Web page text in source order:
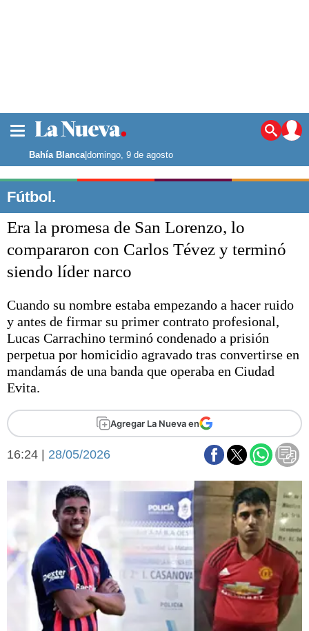
Noticias
La ciudad
Punta Alta
El mundo
Seguridad
Liga del Sur
Básquetbol
Fútbol
Federal A
Arte y cultura
Aplausos
Economía y campo
Economía y finanzas
Con el campo
Espacio empresas
libre
Turismo
Salud
Es viral
El tiempo
Fúnebres
Clasificados
Horóscopo
Bahía Blanca|domingo, 9 de agosto
Fútbol.
Era la promesa de San Lorenzo, lo
compararon con Carlos Tévez y terminó
siendo líder narco
Cuando su nombre estaba empezando a hacer ruido
y antes de firmar su primer contrato profesional,
Lucas Carrachino terminó condenado a prisión
perpetua por homicidio agravado tras convertirse en
mandamás de una banda que operaba en Ciudad
Evita.
Agregar La Nueva en
16:24 | 28/05/2026